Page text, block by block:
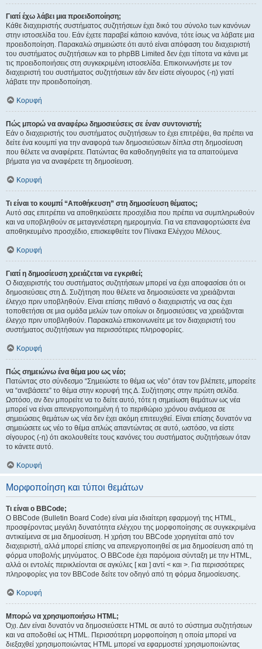
Γιατί έχω λάβει μια προειδοποίηση;
Κάθε διαχειριστής συστήματος συζητήσεων έχει δικό του σύνολο των κανόνων
στην ιστοσελίδα του. Εάν έχετε παραβεί κάποιο κανόνα, τότε ίσως να λάβατε μια
προειδοποίηση. Παρακαλώ σημειώστε ότι αυτό είναι απόφαση του διαχειριστή
του συστήματος συζητήσεων και το phpBB Limited δεν έχει τίποτα να κάνει με
τις προειδοποιήσεις στη συγκεκριμένη ιστοσελίδα. Επικοινωνήστε με τον
διαχειριστή του συστήματος συζητήσεων εάν δεν είστε σίγουρος (-η) γιατί
λάβατε την προειδοποίηση.
Κορυφή
Πώς μπορώ να αναφέρω δημοσιεύσεις σε έναν συντονιστή;
Εάν ο διαχειριστής του συστήματος συζητήσεων το έχει επιτρέψει, θα πρέπει να
δείτε ένα κουμπί για την αναφορά των δημοσιεύσεων δίπλα στη δημοσίευση
που θέλετε να αναφέρετε. Πατώντας θα καθοδηγηθείτε για τα απαιτούμενα
βήματα για να αναφέρετε τη δημοσίευση.
Κορυφή
Τι είναι το κουμπί “Αποθήκευση” στη δημοσίευση θέματος;
Αυτό σας επιτρέπει να αποθηκεύσετε προσχέδια που πρέπει να συμπληρωθούν
και να υποβληθούν σε μεταγενέστερη ημερομηνία. Για να επαναφορτώσετε ένα
αποθηκευμένο προσχέδιο, επισκεφθείτε τον Πίνακα Ελέγχου Μέλους.
Κορυφή
Γιατί η δημοσίευση χρειάζεται να εγκριθεί;
Ο διαχειριστής του συστήματος συζητήσεων μπορεί να έχει αποφασίσει ότι οι
δημοσιεύσεις στη Δ. Συζήτηση που θέλετε να δημοσιεύσετε να χρειάζονται
έλεγχο πριν υποβληθούν. Είναι επίσης πιθανό ο διαχειριστής να σας έχει
τοποθετήσει σε μια ομάδα μελών των οποίων οι δημοσιεύσεις να χρειάζονται
έλεγχο πριν υποβληθούν. Παρακαλώ επικοινωνείτε με τον διαχειριστή του
συστήματος συζητήσεων για περισσότερες πληροφορίες.
Κορυφή
Πώς σημειώνω ένα θέμα μου ως νέο;
Πατώντας στο σύνδεσμο “Σημειώστε το θέμα ως νέο” όταν τον βλέπετε, μπορείτε
να “ανεβάσετε” το θέμα στην κορυφή της Δ. Συζήτησης στην πρώτη σελίδα.
Ωστόσο, αν δεν μπορείτε να το δείτε αυτό, τότε η σημείωση θεμάτων ως νέα
μπορεί να είναι απενεργοποιημένη ή το περιθώριο χρόνου ανάμεσα σε
σημειώσεις θεμάτων ως νέα δεν έχει ακόμη επιτευχθεί. Είναι επίσης δυνατόν να
σημειώσετε ως νέο το θέμα απλώς απαντώντας σε αυτό, ωστόσο, να είστε
σίγουρος (-η) ότι ακολουθείτε τους κανόνες του συστήματος συζητήσεων όταν
το κάνετε αυτό.
Κορυφή
Μορφοποίηση και τύποι θεμάτων
Τι είναι ο BBCode;
Ο BBCode (Bulletin Board Code) είναι μία ιδιαίτερη εφαρμογή της HTML,
προσφέροντας μεγάλη δυνατότητα ελέγχου της μορφοποίησης σε συγκεκριμένα
αντικείμενα σε μια δημοσίευση. Η χρήση του BBCode χορηγείται από τον
διαχειριστή, αλλά μπορεί επίσης να απενεργοποιηθεί σε μια δημοσίευση από τη
φόρμα υποβολής μηνύματος. Ο BBCode έχει παρόμοια σύνταξη με την HTML,
αλλά οι εντολές περικλείονται σε αγκύλες [ και ] αντί < και >. Για περισσότερες
πληροφορίες για τον BBCode δείτε τον οδηγό από τη φόρμα δημοσίευσης.
Κορυφή
Μπορώ να χρησιμοποιήσω HTML;
Όχι. Δεν είναι δυνατόν να δημοσιεύσετε HTML σε αυτό το σύστημα συζητήσεων
και να αποδοθεί ως HTML. Περισσότερη μορφοποίηση η οποία μπορεί να
διεξαχθεί χρησιμοποιώντας HTML μπορεί να εφαρμοστεί χρησιμοποιώντας